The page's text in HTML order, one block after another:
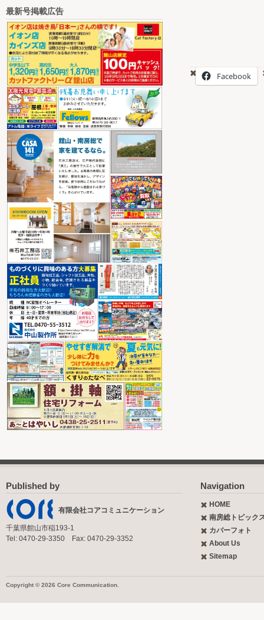
Facebook
最新号掲載広告
Published by
有限会社コアコミュニケーション
千葉県館山市稲193-1
Tel: 0470-29-3350 Fax: 0470-29-3352
Navigation
HOME
南房総トピック
カバーフォト
About Us
Sitemap
Copyright © 2026 Core Communication.